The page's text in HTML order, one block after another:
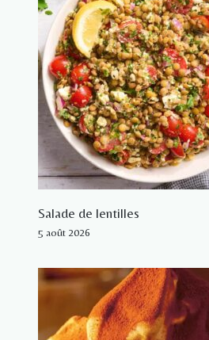
Salade de lentilles
5 août 2026